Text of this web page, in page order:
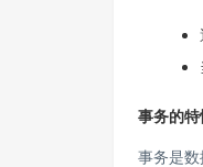
事务的特
事务是